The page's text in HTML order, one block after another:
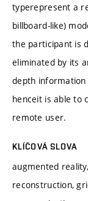
typerepresent a
billboard-like)
the participant is
eliminated by its
depth
henceit is able to
remote user.
KLÍČOVÁ SLOVA
augmented
reconstruction,